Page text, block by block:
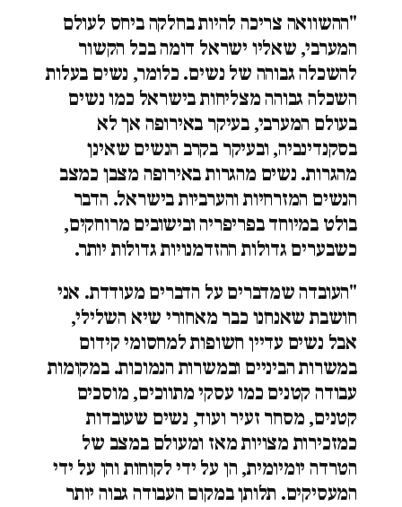
"ההשוואה צריכה להיות בחלקה ביחס לעולם
המערבי, שאליו ישראל דומה בכל הקשור
להשכלה גבוהה של נשים. כלומר, נשים בעלות
השכלה גבוהה מצליחות בישראל כמו נשים
בעולם המערבי, בעיקר באירופה אך לא
בסקנדינביה, ובעיקר בקרב הנשים שאינן
מהגרות. נשים מהגרות באירופה מצבן כמצב
הנשים המזרחיות והערביות בישראל. הדבר
בולט במיוחד בפריפריה ובישובים מרוחקים,
כשבערים גדולות ההזדמנויות גדולות יותר.
"העובדה שמדברים על הדברים מעודדת. אני
חושבת שאנחנו כבר מאחורי שיא השלילי,
אבל נשים עדיין חשופות למחסומי קידום
במשרות הביניים ובמשרות הנמוכות. במקומות
עבודה קטנים כמו עסקי מתווכים, מוסכים
קטנים, מסחר זעיר ועוד, נשים שעובדות
כמזכירות מצויות מאז ומעולם במצב של
הטרדה יומיומית, הן על ידי לקוחות והן על ידי
המעסיקים. תלותן במקום העבודה גבוה יותר